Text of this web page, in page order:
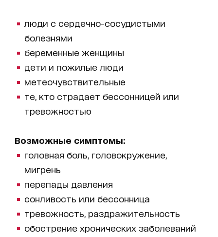
люди с сердечно-сосудистыми
болезнями
беременные женщины
дети и пожилые люди
метеочувствительные
те, кто страдает бессонницей или
тревожностью
Возможные симптомы:
головная боль, головокружение,
мигрень
перепады давления
сонливость или бессонница
тревожность, раздражительность
обострение хронических заболеваний